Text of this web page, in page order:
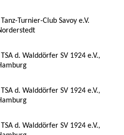
Tanz-Turnier-Club Savoy e.V.
TSA d. Walddörfer SV 1924 e.V.,
TSA d. Walddörfer SV 1924 e.V.,
TSA d. Walddörfer SV 1924 e.V.,